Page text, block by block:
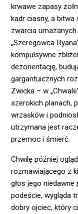
krwawe zapasy
kadr ciasny, a
zwarcia umazanych
„Szeregowca
kompulsywne
dezorientację,
gargantuicznych
Zwicka – w
szerokich planach,
wrzasków i
utrzymana jest
przemoc i śmierć.
Chwilę później
rozmawiającego z
głos jego
podeście, wygląda
dobry ojciec, który